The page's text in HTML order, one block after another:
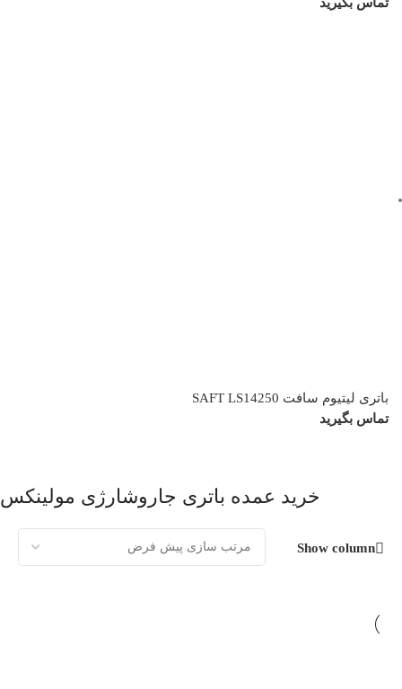
باتری لیتیوم سافت SAFT LS14250
تماس بگیرید
خرید عمده باتری جاروشارژی مولینکس
Show column